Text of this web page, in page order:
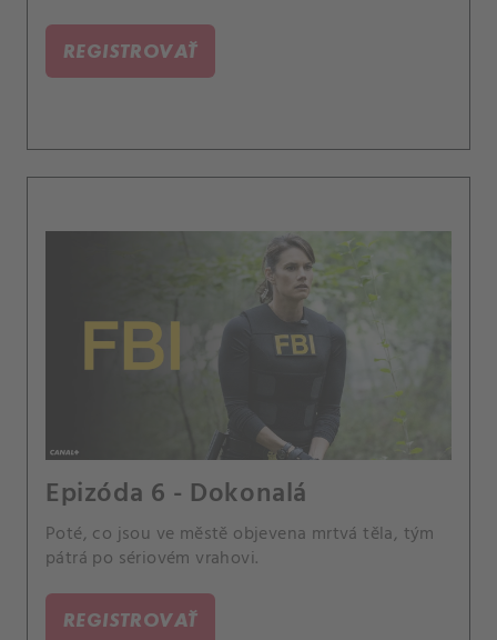
REGISTROVAŤ
Epizóda 6 - Dokonalá
Poté, co jsou ve městě objevena mrtvá těla, tým
pátrá po sériovém vrahovi.
REGISTROVAŤ